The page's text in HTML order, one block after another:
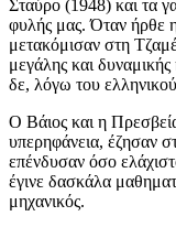
Σταύρο (1948) και τα
φυλής μας. Όταν ήρθε
μετακόμισαν στη
μεγάλης και
δε, λόγω του
Ο Βάιος και η
υπερηφάνεια, έζησαν
επένδυσαν όσο
έγινε δασκάλα
μηχανικός.